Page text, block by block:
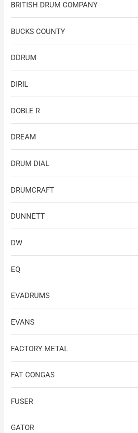
BRITISH DRUM COMPANY
BUCKS COUNTY
DDRUM
DIRIL
DOBLE R
DREAM
DRUM DIAL
DRUMCRAFT
DUNNETT
DW
EQ
EVADRUMS
EVANS
FACTORY METAL
FAT CONGAS
FUSER
GATOR